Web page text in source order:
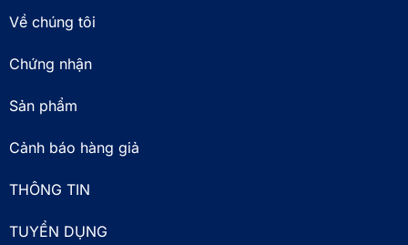
Về chúng tôi
Chứng nhận
Sản phẩm
Cảnh báo hàng giả
THÔNG TIN
TUYỂN DỤNG